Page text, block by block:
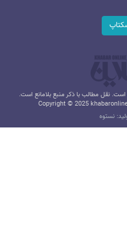
نقل مطالب با ذکر منبع بلامانع است.
Copyright © 2025
نستوه